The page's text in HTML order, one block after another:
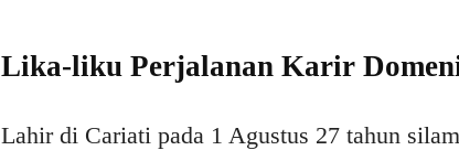
Lika-liku Perjalanan Karir
Lahir di Cariati pada 1 Agustus 27 tahun